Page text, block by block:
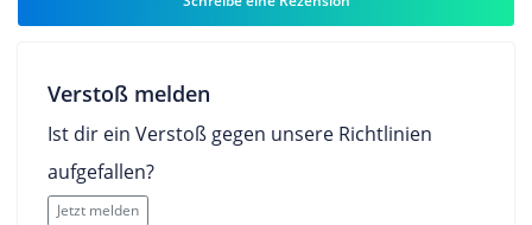
Verstoß melden
Ist dir ein Verstoß gegen unsere Richtlinien
aufgefallen?
Jetzt melden